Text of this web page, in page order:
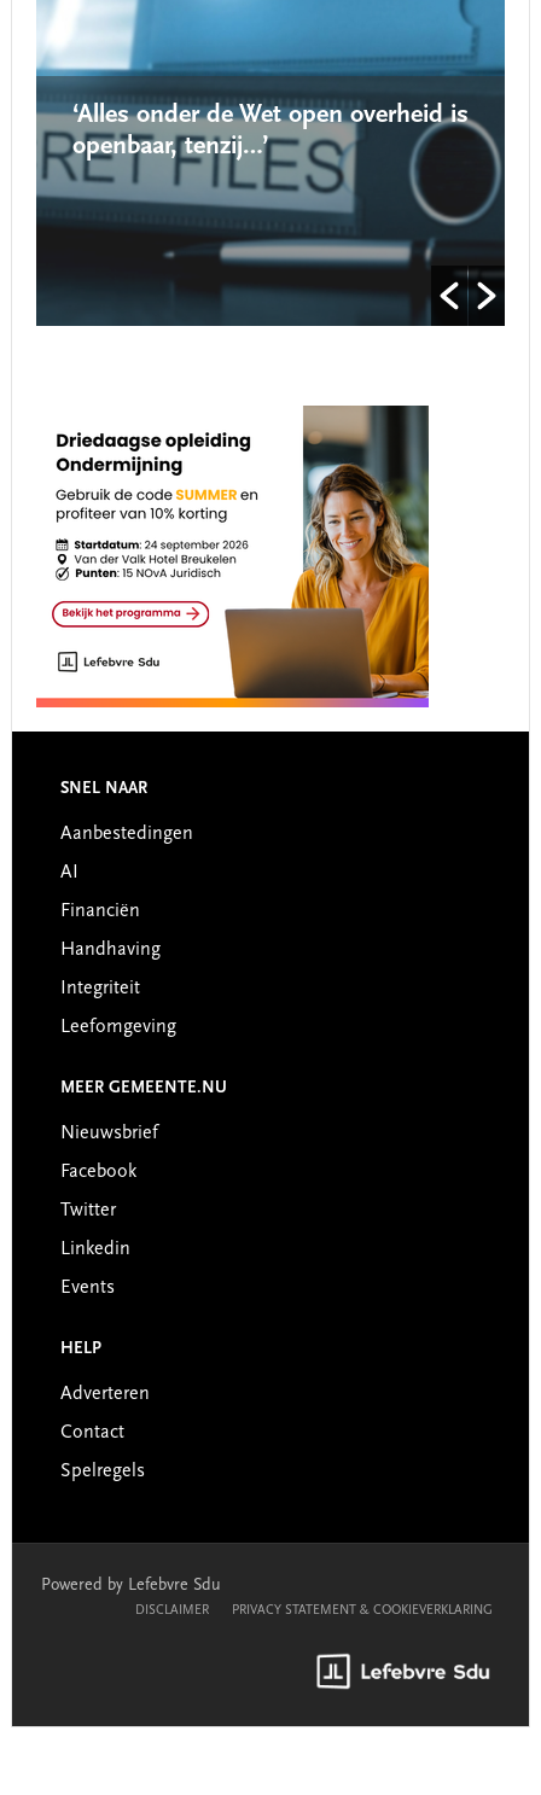
‘Alles onder de Wet open overheid is
openbaar, tenzij…’
Footer
SNEL NAAR
Aanbestedingen
AI
Financiën
Handhaving
Integriteit
Leefomgeving
MEER GEMEENTE.NU
Nieuwsbrief
Facebook
Twitter
Linkedin
Events
HELP
Adverteren
Contact
Spelregels
Powered by Lefebvre Sdu
DISCLAIMER PRIVACY STATEMENT & COOKIEVERKLARING